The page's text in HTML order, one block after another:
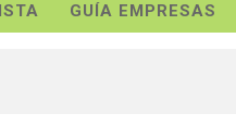
GUÍA EMPRESAS